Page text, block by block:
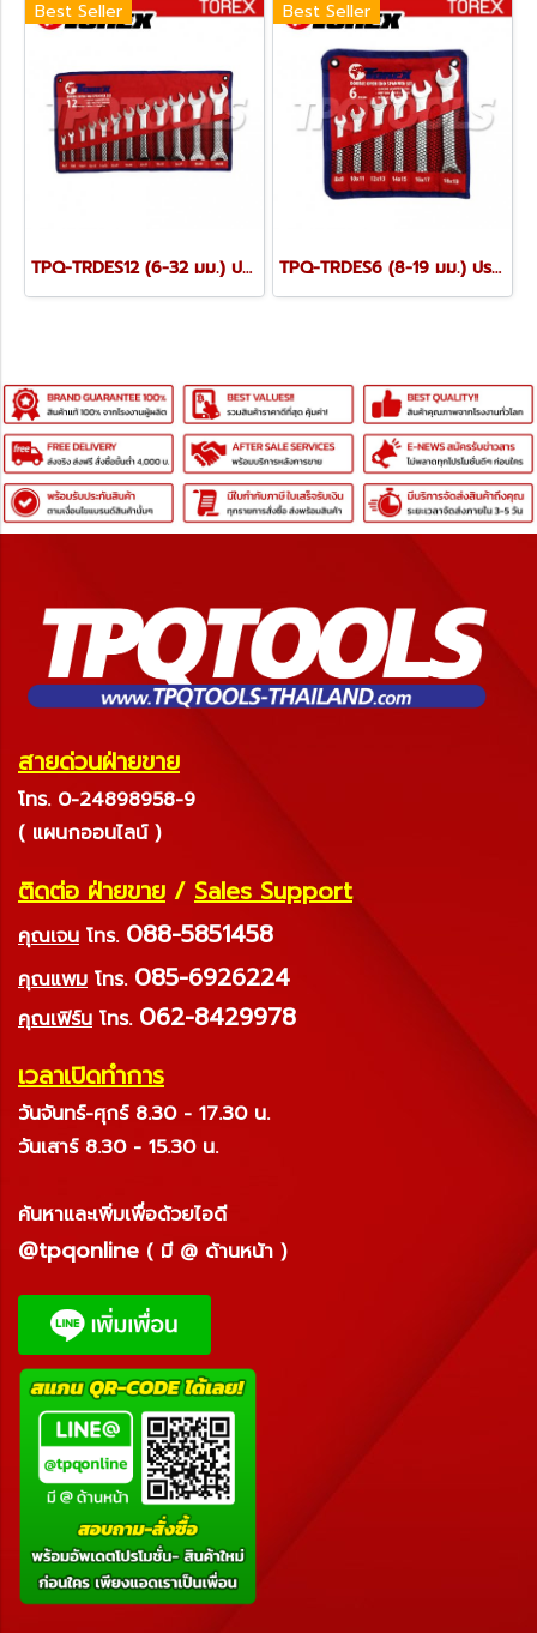
Best Seller
TPQ-TRDES12 (6-32 มม.) ประแจปากตายชุด 12 ตัว TOREX
Best Seller
TPQ-TRDES6 (8-19 มม.) ประแจปากตายชุด 6 ตัว TOREX
สายด่วนฝ่ายขาย
โทร. 0-24898958-9
( แผนกออนไลน์ )
ติดต่อ ฝ่ายขาย / Sales Support
คุณเจน โทร. 088-5851458
คุณแพม โทร. 085-6926224
คุณเฟิร์น โทร. 062-8429978
เวลาเปิดทำการ
วันจันทร์-ศุกร์ 8.30 - 17.30 น.
วันเสาร์ 8.30 - 15.30 น.
ค้นหาและเพิ่มเพื่อด้วยไอดี
@tpqonline ( มี @ ด้านหน้า )